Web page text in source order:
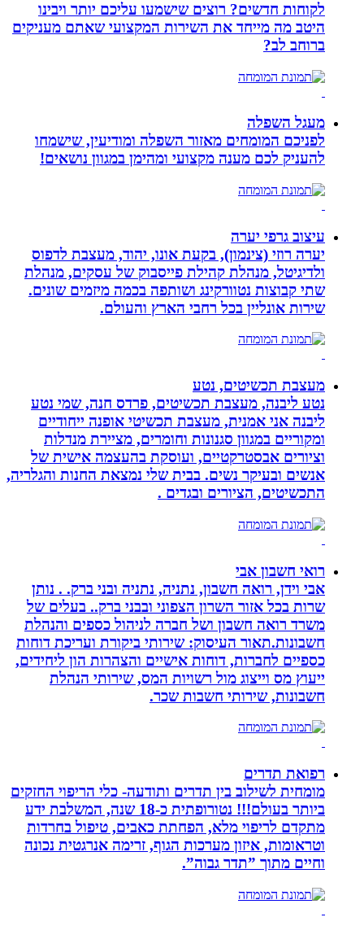
לקוחות חדשים? רוצים שישמעו עליכם יותר ויבינו
היטב מה מייחד את השירות המקצועי שאתם מעניקים
ברוחב לב?
מעגל השפלה
לפניכם המומחים מאזור השפלה ומודיעין, שישמחו
להעניק לכם מענה מקצועי ומהימן במגוון נושאים!
עיצוב גרפי יערה
יערה רוזי (צינמון), בקעת אונו, יהוד, מעצבת לדפוס
ולדיגיטל, מנהלת קהילת פייסבוק של עסקים, מנהלת
שתי קבוצות נטוורקינג ושותפה בכמה מיזמים שונים.
שירות אונליין בכל רחבי הארץ והעולם.
מעצבת תכשיטים, נטע
נטע ליבנה, מעצבת תכשיטים, פרדס חנה, שמי נטע
ליבנה אני אמנית, מעצבת תכשיטי אופנה ייחודיים
ומקוריים במגוון סגנונות וחומרים, מציירת מנדלות
וציורים אבסטרקטיים, ועוסקת בהעצמה אישית של
אנשים ובעיקר נשים. בבית שלי נמצאת החנות והגלריה,
התכשיטים, הציורים ובגדים .
רואי חשבון אבי
אבי וידן, רואה חשבון, נתניה, נתניה ובני ברק. . נותן
שרות בכל אזור השרון הצפוני ובבני ברק.. בעלים של
משרד רואה חשבון ושל חברה לניהול כספים והנהלת
חשבונות.תאור העיסוק: שירותי ביקורת ועריכת דוחות
כספיים לחברות, דוחות אישיים והצהרות הון ליחידים,
ייעוץ מס וייצוג מול רשויות המס, שירותי הנהלת
חשבונות, שירותי חשבות שכר.
רפואת תדרים
מומחית לשילוב בין תדרים ותודעה- כלי הריפוי החזקים
ביותר בעולם!!! נטורופתית כ-18 שנה, המשלבת ידע
מתקדם לריפוי מלא, הפחתת כאבים, טיפול בחרדות
וטראומות, איזון מערכות הגוף, זרימה אנרגטית נכונה
וחיים מתוך ”תדר גבוה”.